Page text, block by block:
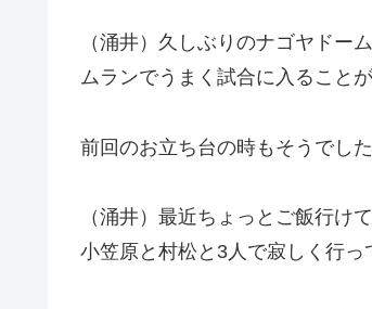
（涌井）久しぶりのナゴヤドー
ムランでうまく試合に入ることが
前回のお立ち台の時もそうでし
（涌井）最近ちょっとご飯行け
小笠原と村松と3人で寂しく行っ